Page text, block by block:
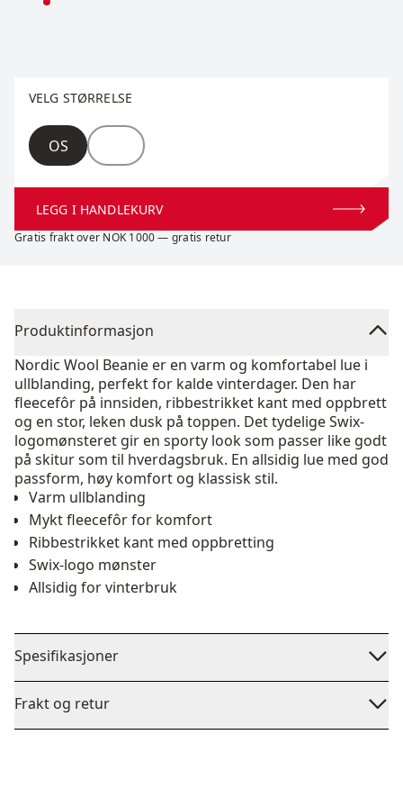
VELG STØRRELSE
Størrelse
OS
LEGG I HANDLEKURV
Gratis frakt over NOK 1000 — gratis retur
Produktinformasjon
Nordic Wool Beanie er en varm og komfortabel lue i
ullblanding, perfekt for kalde vinterdager. Den har
fleecefôr på innsiden, ribbestrikket kant med oppbrett
og en stor, leken dusk på toppen. Det tydelige Swix-
logomønsteret gir en sporty look som passer like godt
på skitur som til hverdagsbruk. En allsidig lue med god
passform, høy komfort og klassisk stil.
Varm ullblanding
Mykt fleecefôr for komfort
Ribbestrikket kant med oppbretting
Swix-logo mønster
Allsidig for vinterbruk
Spesifikasjoner
Frakt og retur